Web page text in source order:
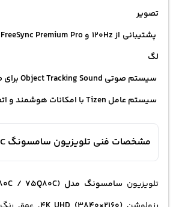
تصویر
لگ
سیستم صوتی Object Tracking Sound برای صدای فراگیر واقعی
سیستم عامل Tizen با امکانات هوشمند و اتصال گسترده
مشخصات فنی تلویزیون سامسونگ 75Q80C
تلویزیون سامسونگ مدل 75Q80C (Q80C / 75Q80C)